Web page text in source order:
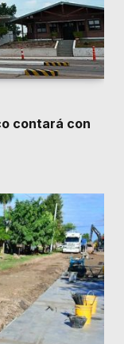
contará con